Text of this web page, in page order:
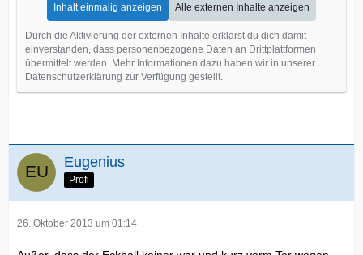
Inhalt einmalig anzeigen Alle externen Inhalte anzeigen
Durch die Aktivierung der externen Inhalte erklärst du dich damit
einverstanden, dass personenbezogene Daten an Drittplattformen
übermittelt werden. Mehr Informationen dazu haben wir in unserer
Datenschutzerklärung zur Verfügung gestellt.
Eugenius
Profi
26. Oktober 2013 um 01:14